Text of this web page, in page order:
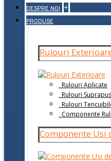
DESPRE NOI +
PRODUSE
Rulouri
Rulouri Aplicate
Rulouri
Rulouri
Componente
Componente Usi